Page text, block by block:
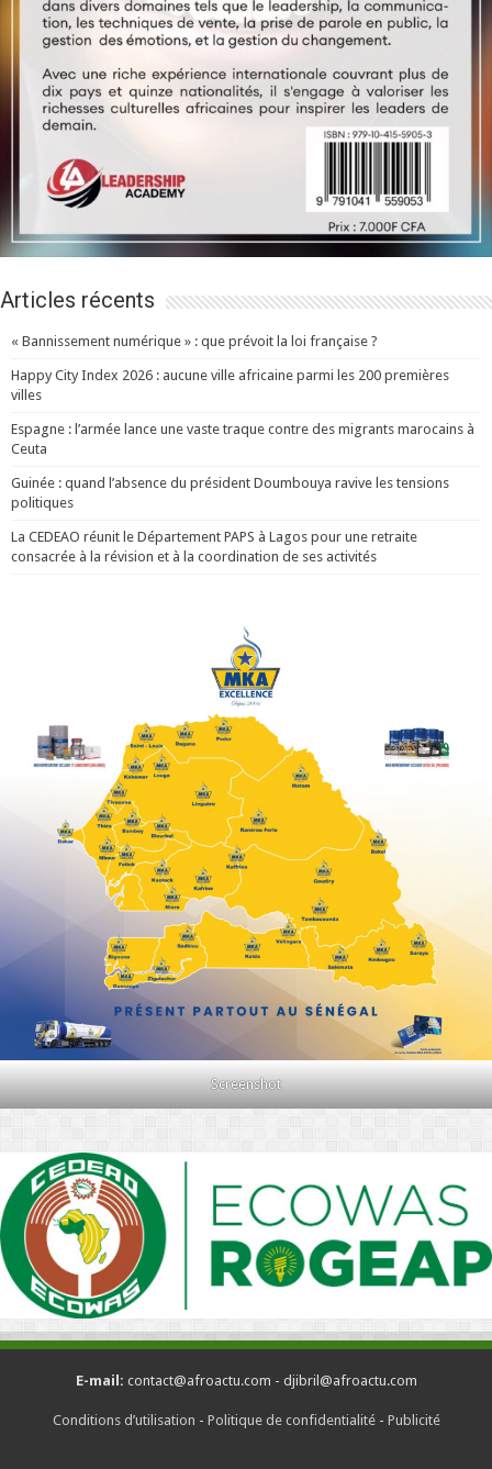
Articles récents
« Bannissement numérique » : que prévoit la loi française ?
Happy City Index 2026 : aucune ville africaine parmi les 200 premières
villes
Espagne : l’armée lance une vaste traque contre des migrants marocains à
Ceuta
Guinée : quand l’absence du président Doumbouya ravive les tensions
politiques
La CEDEAO réunit le Département PAPS à Lagos pour une retraite
consacrée à la révision et à la coordination de ses activités
Screenshot
E-mail: contact@afroactu.com - djibril@afroactu.com
Conditions d’utilisation - Politique de confidentialité- Publicité